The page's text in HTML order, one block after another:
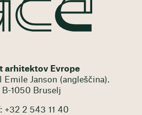
arhitektov Evrope
Emile Janson (angleščina).
B-1050 Bruselj
+32 2 543 11 40